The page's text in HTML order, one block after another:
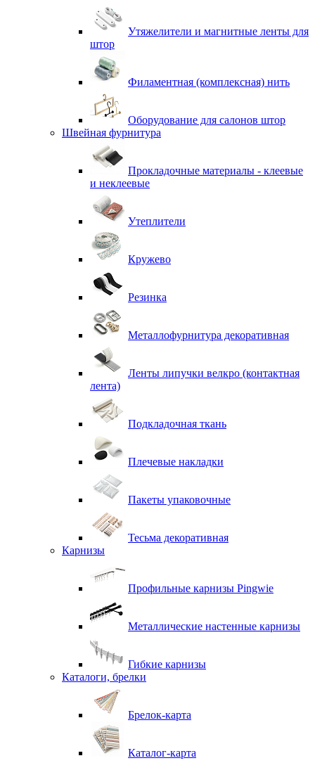
Утяжелители и магнитные ленты для
штор
Филаментная (комплексная) нить
Оборудование для салонов штор
Швейная фурнитура
Прокладочные материалы - клеевые
и неклеевые
Утеплители
Кружево
Резинка
Металлофурнитура декоративная
Ленты липучки велкро (контактная
лента)
Подкладочная ткань
Плечевые накладки
Пакеты упаковочные
Тесьма декоративная
Карнизы
Профильные карнизы Pingwie
Металлические настенные карнизы
Гибкие карнизы
Каталоги, брелки
Брелок-карта
Каталог-карта